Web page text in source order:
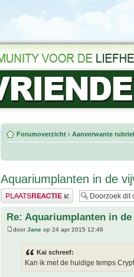
Forumoverzicht ‹ Aanverwante
Aquariumplanten in de
Plaats een reactie
Re: Aquariumplanten in
doorJane op 24 apr 2015 12:46
Kai schreef:
Kan ik met de huidige temps